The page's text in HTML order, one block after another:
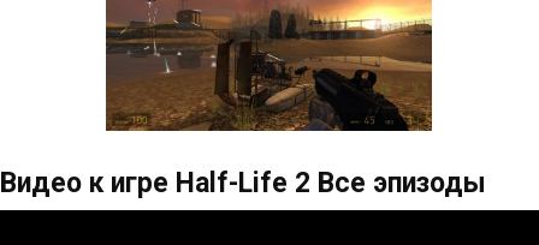
Видео к игре Half-Life 2 Все эпизоды